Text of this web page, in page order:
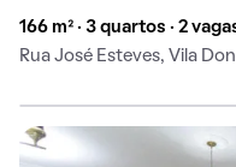
166 m² · 3 quartos · 2
Rua José Esteves, Vila